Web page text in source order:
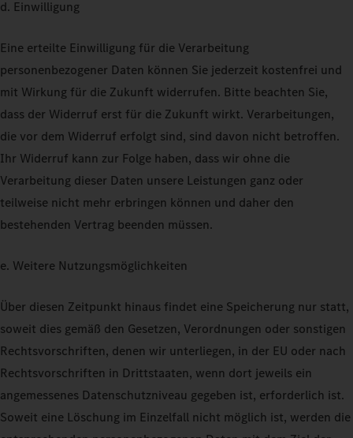
d. Einwilligung
Eine erteilte Einwilligung für die Verarbeitung
personenbezogener Daten können Sie jederzeit kostenfrei und
mit Wirkung für die Zukunft widerrufen. Bitte beachten Sie,
dass der Widerruf erst für die Zukunft wirkt. Verarbeitungen,
die vor dem Widerruf erfolgt sind, sind davon nicht betroffen.
Ihr Widerruf kann zur Folge haben, dass wir ohne die
Verarbeitung dieser Daten unsere Leistungen ganz oder
teilweise nicht mehr erbringen können und daher den
bestehenden Vertrag beenden müssen.
e. Weitere Nutzungsmöglichkeiten
Über diesen Zeitpunkt hinaus findet eine Speicherung nur statt,
soweit dies gemäß den Gesetzen, Verordnungen oder sonstigen
Rechtsvorschriften, denen wir unterliegen, in der EU oder nach
Rechtsvorschriften in Drittstaaten, wenn dort jeweils ein
angemessenes Datenschutzniveau gegeben ist, erforderlich ist.
Soweit eine Löschung im Einzelfall nicht möglich ist, werden die